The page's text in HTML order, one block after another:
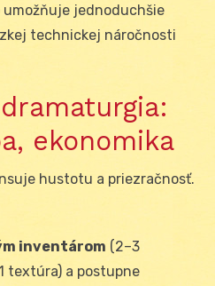
umožňuje jednoduchšie
technickej náročnosti
ekonomika
hustotu a priezračnosť.
inventárom (2–3
textúra) a postupne